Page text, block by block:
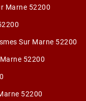
Marne 52200
Sur Marne 52200
52200
52200